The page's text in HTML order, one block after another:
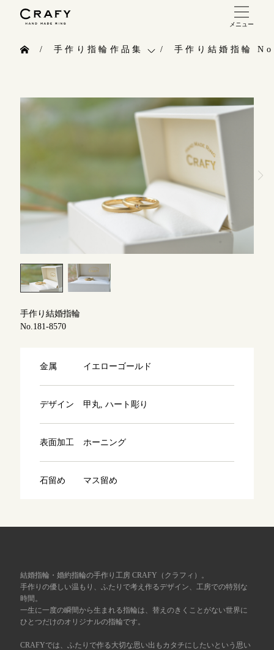
メニュー
指輪制作の流れ
オーダーメイド 結婚指輪・婚約指輪
インタビュー
よくあるご質問
アフターケア・保証
ブログ
手作り指輪作品集
お問い合わせ
お客様インタビュー
指輪のハンドメイド・手作り
CRAFYについて
結婚指輪手作り工房のご案内
手作り結婚指輪
手作り結婚指輪
No.181-8570
金属 イエローゴールド
デザイン 甲丸, ハート彫り
表面加工 ホーニング
石留め マス留め
結婚指輪・婚約指輪の手作り工房 CRAFY（クラフィ）。
手作りの優しい温もり、ふたりで考え作るデザイン、工房での特別な
時間。
一生に一度の瞬間から生まれる指輪は、替えのきくことがない世界に
ひとつだけのオリジナルの指輪です。
CRAFYでは、ふたりで作る大切な思い出もカタチにしたいという思い
10:00～18:00 /年中無休
年末年始は除く
こちら
来店ご予約
表参道店
吉祥寺店
川越店 来店ご予約
軽井沢店
大阪本店
広島店 来店ご予約
オーダーメイド